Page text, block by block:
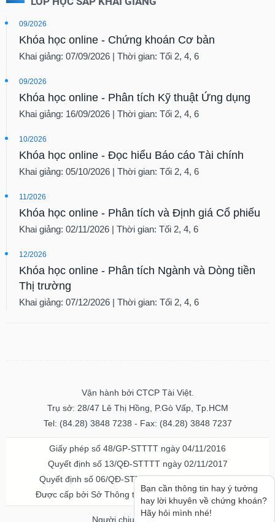
09/2026
Khóa học online - Chứng khoán Cơ bản
Khai giảng: 07/09/2026 | Thời gian: Tối 2, 4, 6
09/2026
Khóa học online - Phân tích Kỹ thuật Ứng dụng
Khai giảng: 16/09/2026 | Thời gian: Tối 2, 4, 6
10/2026
Khóa học online - Đọc hiểu Báo cáo Tài chính
Khai giảng: 05/10/2026 | Thời gian: Tối 2, 4, 6
11/2026
Khóa học online - Phân tích và Định giá Cổ phiếu
Khai giảng: 02/11/2026 | Thời gian: Tối 2, 4, 6
12/2026
Khóa học online - Phân tích Ngành và Dòng tiền
Thị trường
Khai giảng: 07/12/2026 | Thời gian: Tối 2, 4, 6
Vận hành bởi CTCP Tài Việt.
Trụ sở: 28/47 Lê Thị Hồng, P.Gò Vấp, Tp.HCM
Tel: (84.28) 3848 7238 - Fax: (84.28) 3848 7237
Giấy phép số 48/GP-STTTT ngày 04/11/2016
Quyết định số 13/QĐ-STTTT ngày 02/11/2017
Quyết định số 06/QĐ-STTTT-ICP ngày 20/07/2023
Được cấp bởi Sở Thông tin và Truyền thông TPHCM
Người chịu trách nhiệm
Bạn cần thông tin hay ý tưởng
hay lời khuyên về chứng khoán?
Hãy hỏi mình nhé!